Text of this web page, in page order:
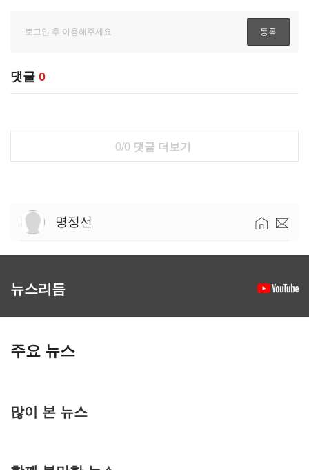
댓글 0
0/0 댓글 더보기
명정선
뉴스리듬
주요 뉴스
많이 본 뉴스